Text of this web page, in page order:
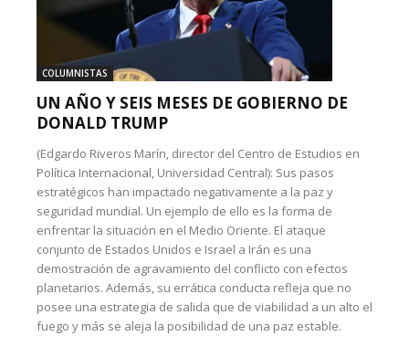
COLUMNISTAS
UN AÑO Y SEIS MESES DE GOBIERNO DE
DONALD TRUMP
(Edgardo Riveros Marín, director del Centro de Estudios en
Política Internacional, Universidad Central): Sus pasos
estratégicos han impactado negativamente a la paz y
seguridad mundial. Un ejemplo de ello es la forma de
enfrentar la situación en el Medio Oriente. El ataque
conjunto de Estados Unidos e Israel a Irán es una
demostración de agravamiento del conflicto con efectos
planetarios. Además, su errática conducta refleja que no
posee una estrategia de salida que de viabilidad a un alto el
fuego y más se aleja la posibilidad de una paz estable.